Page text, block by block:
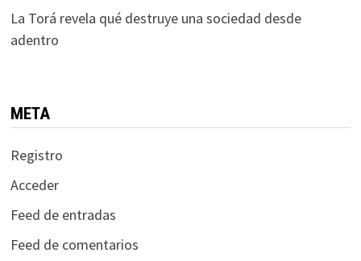
La Torá revela qué destruye una sociedad desde
adentro
META
Registro
Acceder
Feed de entradas
Feed de comentarios